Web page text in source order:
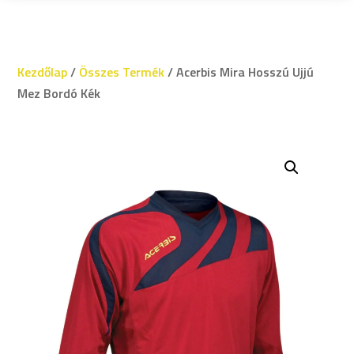
Kezdőlap/ Összes Termék/ Acerbis Mira Hosszú Ujjú
Mez Bordó Kék